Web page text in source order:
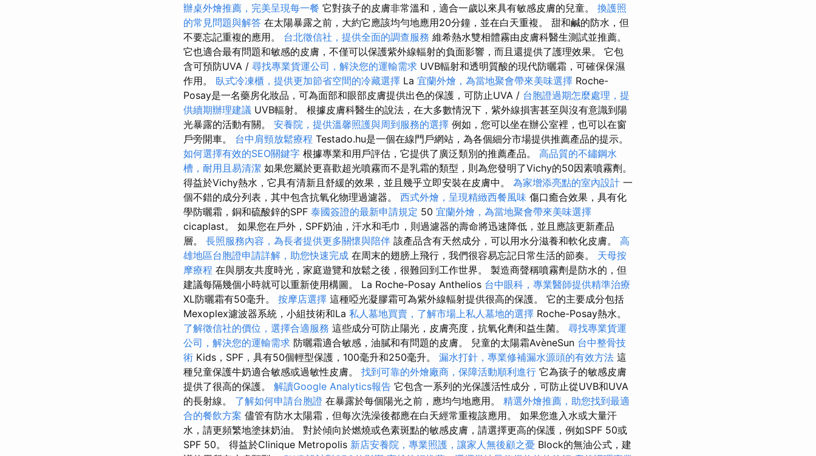
辦桌外燴推薦，完美呈現每一餐 它對孩子的皮膚非常溫和，適合一歲以來具有敏感皮膚的兒童。 換護照
的常見問題與解答 在太陽暴露之前，大約它應該均勻地應用20分鐘，並在白天重複。 甜和鹹的防水，但
不要忘記重複的應用。 台北徵信社，提供全面的調查服務 維希熱水雙相體霧由皮膚科醫生測試並推薦。
它也適合最有問題和敏感的皮膚，不僅可以保護紫外線輻射的負面影響，而且還提供了護理效果。 它包
含可預防UVA / 尋找專業貨運公司，解決您的運輸需求 UVB輻射和透明質酸的現代防曬霜，可確保保濕
作用。 臥式冷凍櫃，提供更加節省空間的冷藏選擇 La 宜蘭外燴，為當地聚會帶來美味選擇 Roche-
Posay是一名藥房化妝品，可為面部和眼部皮膚提供出色的保護，可防止UVA / 台胞證過期怎麼處理，提
供續期辦理建議 UVB輻射。 根據皮膚科醫生的說法，在大多數情況下，紫外線損害甚至與沒有意識到陽
光暴露的活動有關。 安養院，提供溫馨照護與周到服務的選擇 例如，您可以坐在辦公室裡，也可以在窗
戶旁開車。 台中肩頸放鬆療程 Testado.hu是一個在線門戶網站，為各個細分市場提供推薦產品的提示。
如何選擇有效的SEO關鍵字 根據專業和用戶評估，它提供了廣泛類別的推薦產品。 高品質的不鏽鋼水
槽，耐用且易清潔 如果您屬於更喜歡超光噴霧而不是乳霜的類型，則為您發明了Vichy的50因素噴霧劑。
得益於Vichy熱水，它具有清新且舒緩的效果，並且幾乎立即安裝在皮膚中。 為家增添亮點的室內設計 一
個不錯的成分列表，其中包含抗氧化物理過濾器。 西式外燴，呈現精緻西餐風味 傷口癒合效果，具有化
學防曬霜，銅和硫酸鋅的SPF 泰國簽證的最新申請規定 50 宜蘭外燴，為當地聚會帶來美味選擇
cicaplast。 如果您在戶外，SPF奶油，汗水和毛巾，則過濾器的壽命將迅速降低，並且應該更新產品
層。 長照服務內容，為長者提供更多關懷與陪伴 該產品含有天然成分，可以用水分滋養和軟化皮膚。 高
雄地區台胞證申請詳解，助您快速完成 在周末的翅膀上飛行，我們很容易忘記日常生活的節奏。 天母按
摩療程 在與朋友共度時光，家庭遊覽和放鬆之後，很難回到工作世界。 製造商聲稱噴霧劑是防水的，但
建議每隔幾個小時就可以重新使用構圖。 La Roche-Posay Anthelios 台中眼科，專業醫師提供精準治療
XL防曬霜有50毫升。 按摩店選擇 這種啞光凝膠霜可為紫外線輻射提供很高的保護。 它的主要成分包括
Mexoplex濾波器系統，小組技術和La 私人墓地買賣，了解市場上私人墓地的選擇 Roche-Posay熱水。
了解徵信社的價位，選擇合適服務 這些成分可防止陽光，皮膚亮度，抗氧化劑和益生菌。 尋找專業貨運
公司，解決您的運輸需求 防曬霜適合敏感，油膩和有問題的皮膚。 兒童的太陽霜AvèneSun 台中整骨技
術 Kids，SPF，具有50個輕型保護，100毫升和250毫升。 漏水打針，專業修補漏水源頭的有效方法 這
種兒童保護牛奶適合敏感或過敏性皮膚。 找到可靠的外燴廠商，保障活動順利進行 它為孩子的敏感皮膚
提供了很高的保護。 解讀Google Analytics報告 它包含一系列的光保護活性成分，可防止從UVB和UVA
的長射線。 了解如何申請台胞證 在暴露於每個陽光之前，應均勻地應用。 精選外燴推薦，助您找到最適
合的餐飲方案 儘管有防水太陽霜，但每次洗澡後都應在白天經常重複該應用。 如果您進入水或大量汗
水，請更頻繁地塗抹奶油。 對於傾向於燃燒或色素斑點的敏感皮膚，請選擇更高的保護，例如SPF 50或
SPF 50。 得益於Clinique Metropolis 新店安養院，專業照護，讓家人無後顧之憂 Block的無油公式，建